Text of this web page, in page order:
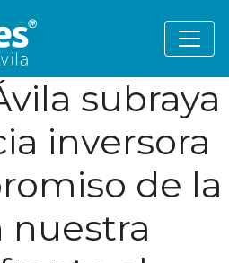
subraya
inversora
de la
nuestra